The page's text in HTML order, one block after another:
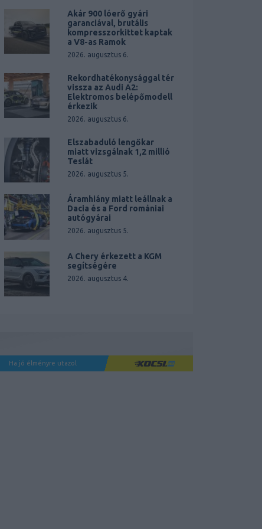
Akár 900 lóerő gyári
garanciával, brutális
kompresszorkittet kaptak
a V8-as Ramok
2026. augusztus 6.
Rekordhatékonysággal tér
vissza az Audi A2:
Elektromos belépőmodell
érkezik
2026. augusztus 6.
Elszabaduló lengőkar
miatt vizsgálnak 1,2 millió
Teslát
2026. augusztus 5.
Áramhiány miatt leállnak a
Dacia és a Ford romániai
autógyárai
2026. augusztus 5.
A Chery érkezett a KGM
segítségére
2026. augusztus 4.
Ha jó élményre utazol